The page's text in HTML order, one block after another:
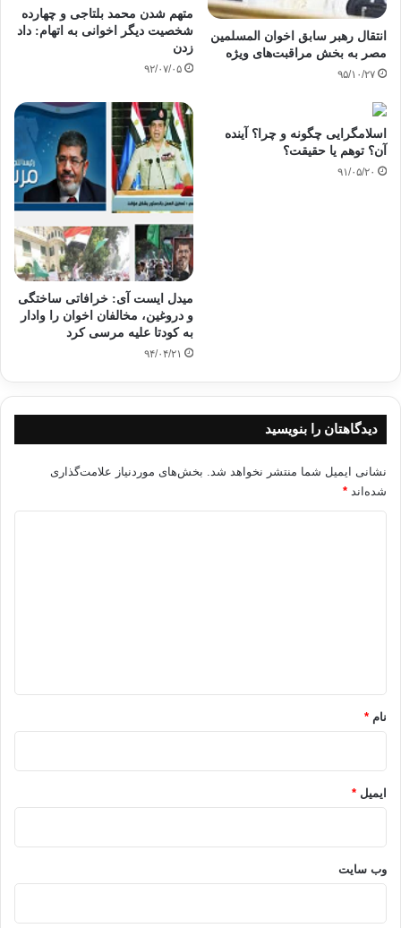
انتقال رهبر سابق اخوان المسلمین
مصر به بخش مراقبت‌های ویژه
۹۵/۱۰/۲۷
متهم شدن محمد بلتاجی و چهارده
شخصیت دیگر اخوانی به اتهام: داد
زدن
۹۲/۰۷/۰۵
اسلامگرایی چگونه و چرا؟ آینده
آن؟ توهم یا حقیقت؟
۹۱/۰۵/۲۰
میدل ایست آی: خرافاتی ساختگی
و دروغین، مخالفان اخوان را وادار
به کودتا علیه مرسی کرد
۹۴/۰۴/۲۱
دیدگاهتان را بنویسید
نشانی ایمیل شما منتشر نخواهد شد. بخش‌های موردنیاز علامت‌گذاری
شده‌اند *
نام *
ایمیل *
وب‌ سایت